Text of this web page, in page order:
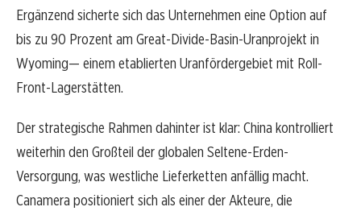
Ergänzend sicherte sich das Unternehmen eine Option auf
bis zu 90 Prozent am Great-Divide-Basin-Uranprojekt in
Wyoming— einem etablierten Uranfördergebiet mit Roll-
Front-Lagerstätten.
Der strategische Rahmen dahinter ist klar: China kontrolliert
weiterhin den Großteil der globalen Seltene-Erden-
Versorgung, was westliche Lieferketten anfällig macht.
Canamera positioniert sich als einer der Akteure, die